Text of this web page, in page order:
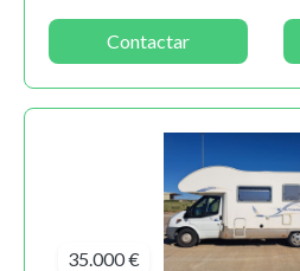
Contactar
35.000 €